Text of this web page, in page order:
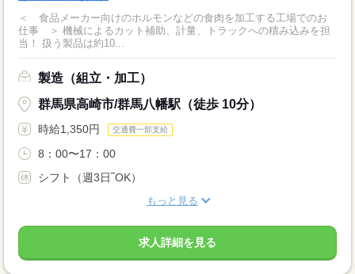
＜ 食品メーカー向けのホルモンなどの食肉を加工する工場でのお
仕事 ＞ 機械によるカット補助、計量、トラックへの積み込みを担
当！ 扱う製品は約10...
製造（組立・加工）
群馬県高崎市/群馬八幡駅（徒歩 10分）
時給1,350円 交通費一部支給
8：00〜17：00
シフト（週3日‾OK）
もっと見る
求人詳細を見る